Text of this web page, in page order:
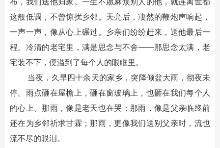
这般低调，不曾惊扰乡邻。天亮后，凄然的鞭炮声响起，
一声一声，像从心上碾过。乡亲们纷纷赶来，送他最后一
程。冷清的老宅里，满是思念与不舍——那思念太满，老
宅装不下，便溢到了每个人的眼眶里。
当夜，久旱四十余天的家乡，突降倾盆大雨，彻夜未
停。雨点砸在屋檐上，砸在窗玻璃上，也砸在我们每个人
的心上。那雨，像是老天也在哭；那雨，像是父亲临终前
还在为乡邻祈求甘霖；那雨，更像我们送别父亲时，流也
流不尽的眼泪。